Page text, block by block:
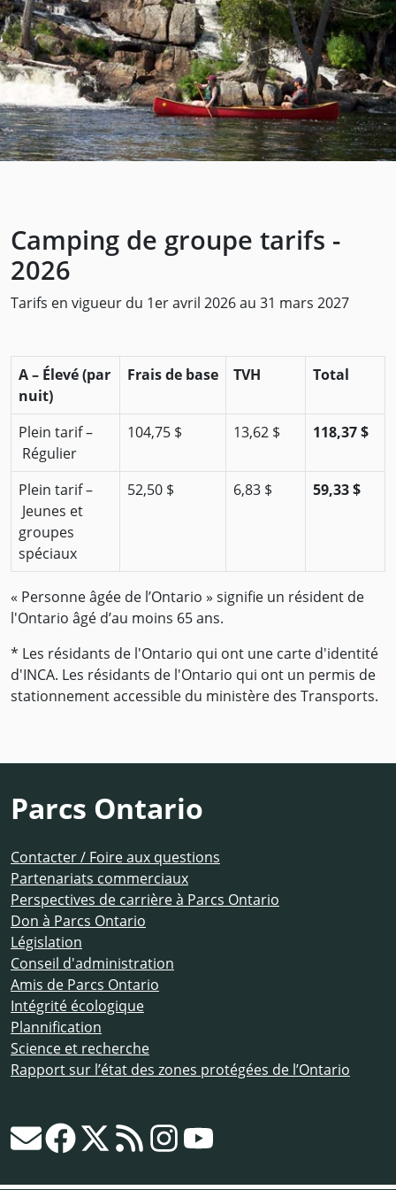
Camping de groupe tarifs -
2026
Tarifs en vigueur du 1er avril 2026 au 31 mars 2027
A – Élevé (par
nuit)
Frais de base TVH Total
Plein tarif –
Régulier
104,75 $ 13,62 $ 118,37 $
Plein tarif –
Jeunes et
groupes
spéciaux
52,50 $ 6,83 $ 59,33 $
« Personne âgée de l’Ontario » signifie un résident de
l'Ontario âgé d’au moins 65 ans.
* Les résidants de l'Ontario qui ont une carte d'identité
d'INCA. Les résidants de l'Ontario qui ont un permis de
stationnement accessible du ministère des Transports.
Parcs Ontario
Contacter / Foire aux questions
Partenariats commerciaux
Perspectives de carrière à Parcs Ontario
Don à Parcs Ontario
Législation
Conseil d'administration
Amis de Parcs Ontario
Intégrité écologique
Plannification
Science et recherche
Rapport sur l’état des zones protégées de l’Ontario